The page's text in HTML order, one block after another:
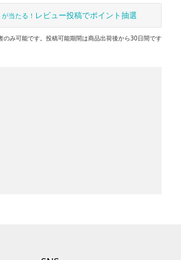
当たる！ レビュー投稿でポイント抽選
み可能です。投稿可能期間は商品出荷後から30日間です